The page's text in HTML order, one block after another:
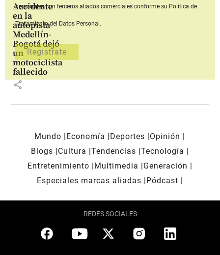
Accidente
en la
autopista
Medellín-
Bogotá dejó
un
motociclista
fallecido
share
personales con terceros aliados comerciales conforme su Política de
Tratamiento del Datos Personal.
Mundo Economía Deportes
Opinión
Blogs
Cultura Tendencias Tecnología
Entretenimiento
Multimedia
Generación
Especiales marcas aliadas
Pódcast
REDES SOCIALES